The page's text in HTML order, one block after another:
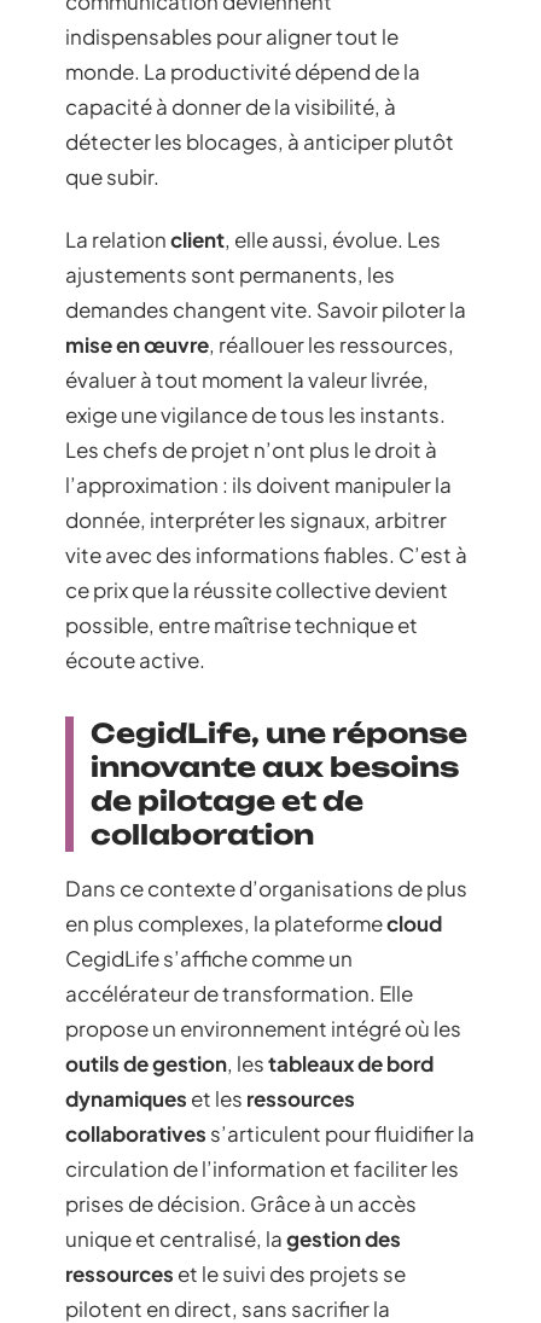
indispensables pour aligner tout le
monde. La productivité dépend de la
capacité à donner de la visibilité, à
détecter les blocages, à anticiper plutôt
que subir.
La relationclient, elle aussi, évolue. Les
ajustements sont permanents, les
demandes changent vite. Savoir piloter la
mise en œuvre, réallouer les ressources,
évaluer à tout moment la valeur livrée,
exige une vigilance de tous les instants.
Les chefs de projet n’ont plus le droit à
l’approximation : ils doivent manipuler la
donnée, interpréter les signaux, arbitrer
vite avec des informations fiables. C’est à
ce prix que la réussite collective devient
possible, entre maîtrise technique et
écoute active.
CegidLife, une réponse
innovante aux besoins
de pilotage et de
collaboration
Dans ce contexte d’organisations de plus
en plus complexes, la plateformecloud
CegidLife s’affiche comme un
accélérateur de transformation. Elle
propose un environnement intégré où les
outils de gestion, lestableaux de bord
dynamiques et les ressources
collaboratives s’articulent pour fluidifier la
circulation de l’information et faciliter les
prises de décision. Grâce à un accès
unique et centralisé, lagestion des
ressources et le suivi des projets se
pilotent en direct, sans sacrifier la